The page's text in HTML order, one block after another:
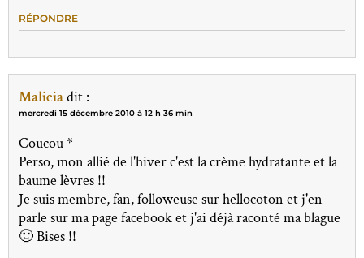
RÉPONDRE
Maliciadit :
mercredi 15 décembre 2010 à 12 h 36 min
Coucou *
Perso, mon allié de l'hiver c'est la crème hydratante et la
baume lèvres !!
Je suis membre, fan, followeuse sur hellocoton et j'en
parle sur ma page facebook et j'ai déjà raconté ma blague
🙂 Bises !!